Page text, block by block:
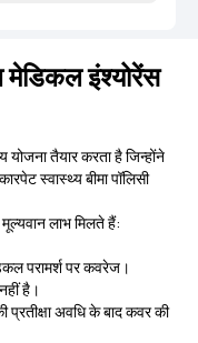
मेडिकल इंश्योरेंस
योजना तैयार करता है जिन्होंने
स्वास्थ्य बीमा पॉलिसी
लाभ मिलते हैं:
परामर्श पर कवरेज।
है।
प्रतीक्षा अवधि के बाद कवर की